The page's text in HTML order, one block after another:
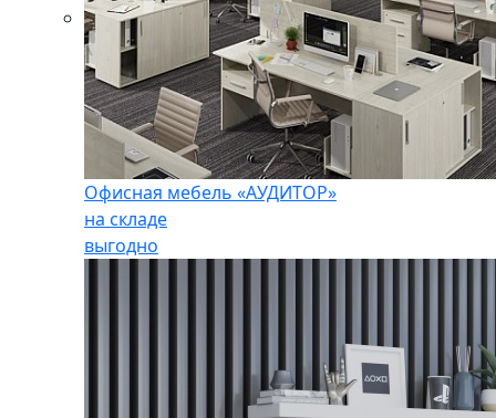
Офисная мебель «АУДИТОР»
на складе
выгодно